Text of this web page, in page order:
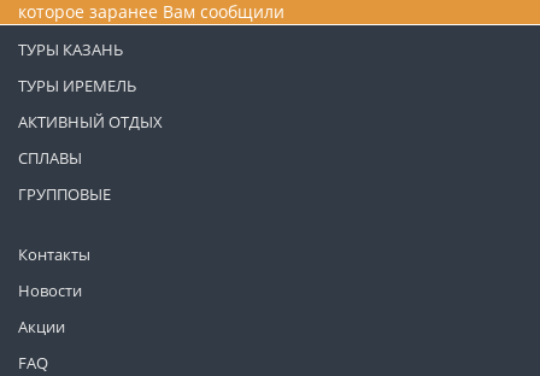
которое заранее Вам сообщили
Контакты
Новости
Акции
FAQ
ТУРЫ КАЗАНЬ
ТУРЫ ИРЕМЕЛЬ
АКТИВНЫЙ ОТДЫХ
СПЛАВЫ
ГРУППОВЫЕ